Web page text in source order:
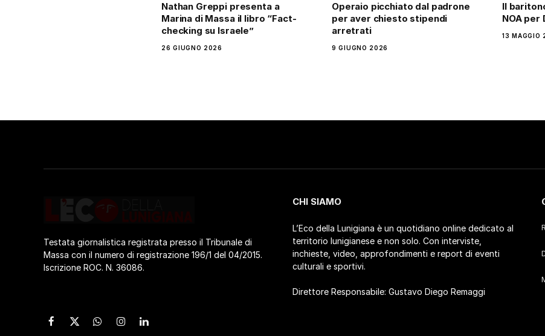
Nathan Greppi presenta a
Marina di Massa il libro “Fact-
checking su Israele”
26 GIUGNO 2026
Operaio picchiato dal padrone
per aver chiesto stipendi
arretrati
9 GIUGNO 2026
Il
NOA per
13 MAGGIO
Testata giornalistica registrata presso il Tribunale di
Massa con il numero di registrazione 196/1 del 04/2015.
Iscrizione ROC. N. 36086.
CHI SIAMO
L’Eco della Lunigiana è un quotidiano online dedicato al
territorio lunigianese e non solo. Con interviste,
inchieste, video, approfondimenti e report di eventi
culturali e sportivi.
Direttore Responsabile: Gustavo Diego Remaggi
Facebook
X WhatsApp
Instagram
LinkedIn